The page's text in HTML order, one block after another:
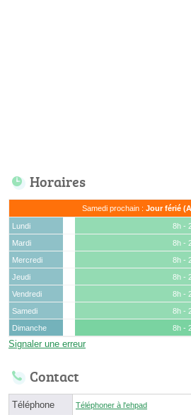
Horaires
Samedi prochain : Jour férié
Lundi
8h -
Mardi
8h -
Mercredi
8h -
Jeudi
8h -
Vendredi
8h -
Samedi
8h -
Dimanche
8h -
Signaler une erreur
Contact
Téléphone Téléphoner à l'ehpad